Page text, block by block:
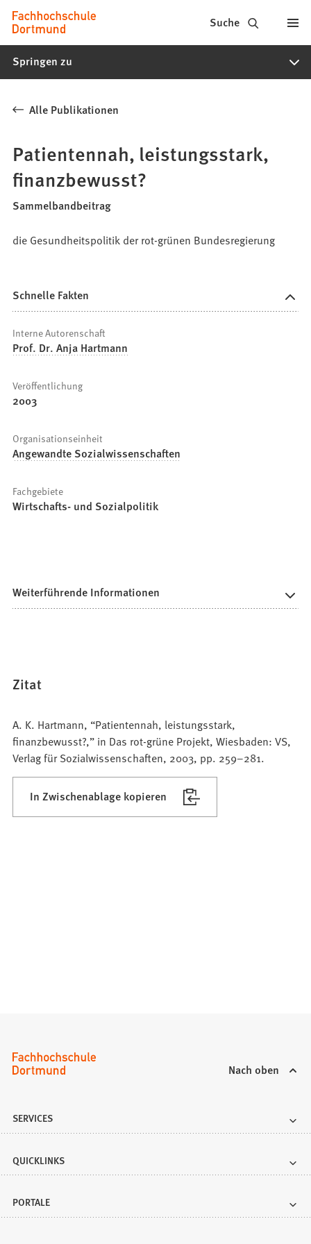
Inhalt anspringen
Fachhochschule
Dortmund
-
Studiengänge,
Bewerbung
Suche
Springen zu
Alle Publikationen
Patientennah, leistungsstark,
finanzbewusst?
Sammelbandbeitrag
die Gesundheitspolitik der rot-grünen Bundesregierung
Schnelle Fakten
Interne Autorenschaft
Prof. Dr. Anja Hartmann
Veröffentlichung
2003
Organisationseinheit
Angewandte Sozialwissenschaften
Fachgebiete
Wirtschafts- und Sozialpolitik
Weiterführende Informationen
Zitat
A. K. Hartmann, “Patientennah, leistungsstark,
finanzbewusst?,” in Das rot-grüne Projekt, Wiesbaden: VS,
Verlag für Sozialwissenschaften, 2003, pp. 259–281.
In Zwischenablage kopieren
Nach oben
SERVICES
QUICKLINKS
PORTALE